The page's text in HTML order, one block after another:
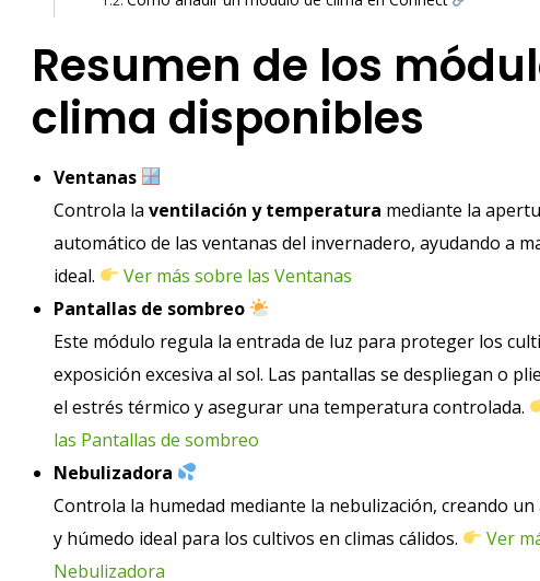
Resumen de los
clima disponibles
Ventanas
Controla la ventilación y temperatura mediante la
automático de las ventanas del invernadero, ayudando a
ideal.
Ver más sobre las Ventanas
Pantallas de sombreo
Este módulo regula la entrada de luz para proteger los
exposición excesiva al sol. Las pantallas se despliegan o
el estrés térmico y asegurar una temperatura controlada.
las Pantallas de sombreo
Nebulizadora
Controla la humedad mediante la nebulización, creando
y húmedo ideal para los cultivos en climas cálidos.
Ver
Nebulizadora